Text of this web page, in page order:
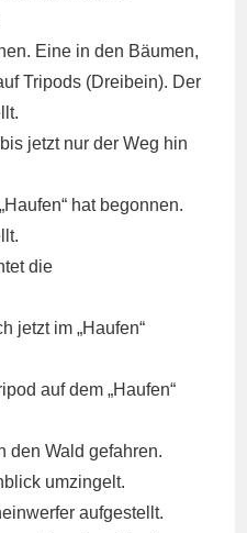
Eine in den Bäumen,
Tripods (Dreibein). Der
jetzt nur der Weg hin
hat begonnen.
die
jetzt im „Haufen“
auf dem „Haufen“
den Wald gefahren.
umzingelt.
aufgestellt.